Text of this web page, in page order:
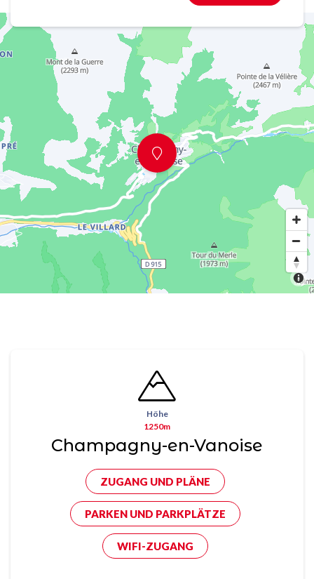
Höhe
1250m
Champagny-en-Vanoise
ZUGANG UND PLÄNE
PARKEN UND PARKPLÄTZE
WIFI-ZUGANG